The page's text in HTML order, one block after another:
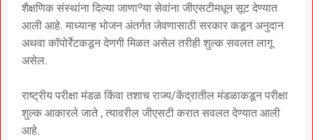
शैक्षणिक संस्थांना दिल्या जाणाºया सेवांना जीएसटीमधून सूट देण्यात
आली आहे. माध्यान्ह भोजन अंतर्गत जेवणासाठी सरकार कडून अनुदान
अथवा कॉपोर्रेटकडून देणगी मिळत असेल तरीही शुल्क सवलत लागू
असेल.
राष्ट्रीय परीक्षा मंडळ किंवा तशाच राज्य/केंद्रातील मंडळाकडून परीक्षा
शुल्क आकारले जाते , त्यावरील जीएसटी करात सवलत देण्यात आली
आहे.